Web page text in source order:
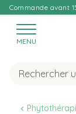
Commande avant
MENU